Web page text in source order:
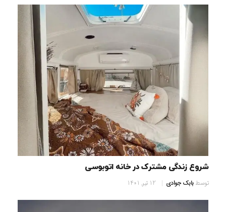
شروع زندگی مشترک در خانه اتوبوسی
توسطبابک جوادی 12 تیر, 1401